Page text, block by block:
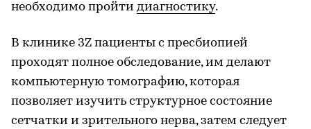
необходимо пройти диагностику.
В клинике 3Z пациенты с пресбиопией
проходят полное обследование, им делают
компьютерную томографию, которая
позволяет изучить структурное состояние
сетчатки и зрительного нерва, затем следует